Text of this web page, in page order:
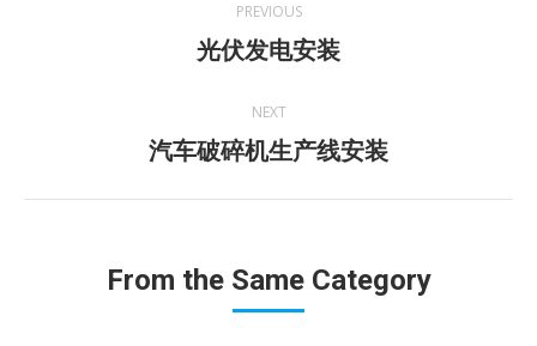
navigation
PREVIOUS
Previous
光伏发电安装
NEXT
Next
汽车破碎机生产线安装
From the Same Category